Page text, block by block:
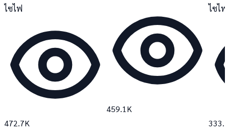
ไซไฟ
472.7K
459.1K
ไซไฟ